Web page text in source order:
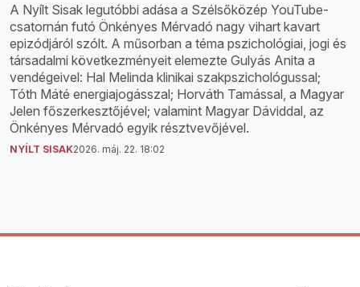
A Nyílt Sisak legutóbbi adása a Szélsőközép YouTube-
csatornán futó Önkényes Mérvadó nagy vihart kavart
epizódjáról szólt. A műsorban a téma pszichológiai, jogi és
társadalmi következményeit elemezte Gulyás Anita a
vendégeivel: Hal Melinda klinikai szakpszichológussal;
Tóth Máté energiajogásszal; Horváth Tamással, a Magyar
Jelen főszerkesztőjével; valamint Magyar Dáviddal, az
Önkényes Mérvadó egyik résztvevőjével.
NYÍLT SISAK2026. máj. 22. 18:02